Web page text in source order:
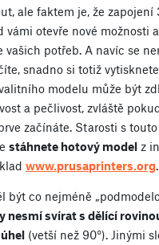
ale faktem je, že zapojení
vámi otevře nové možnosti
vašich potřeb. A navíc se
snadno si totiž
modelu může být
a pečlivost, zvláště
začínáte. Starosti s
stáhnete hotový model z
www.prusaprinters.org.
být co nejméně
nesmí svírat s dělící
(vetší než 90°). Jinými